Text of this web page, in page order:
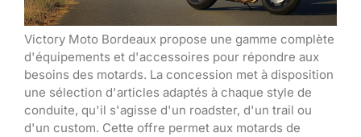
Victory Moto Bordeaux propose une gamme complète
d'équipements et d'accessoires pour répondre aux
besoins des motards. La concession met à disposition
une sélection d'articles adaptés à chaque style de
conduite, qu'il s'agisse d'un roadster, d'un trail ou
d'un custom. Cette offre permet aux motards de